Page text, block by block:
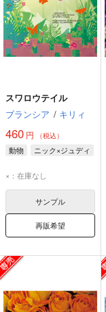
スワロウテイル
ブランシア / キリィ
460 円 （税込）
動物 ニック×ジュディ
×：在庫なし
サンプル
再販希望